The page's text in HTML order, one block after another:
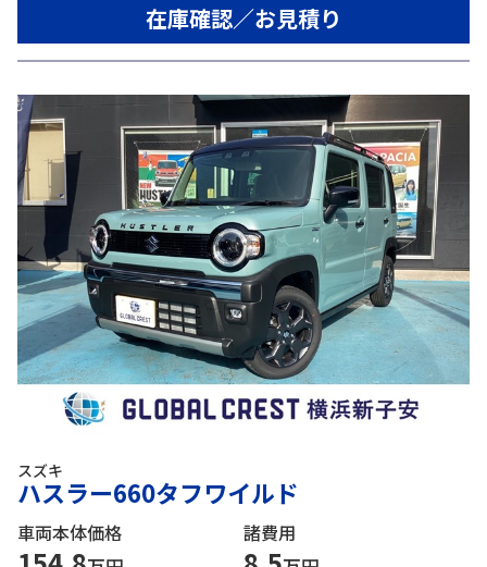
在庫確認／お見積り
スズキ
ハスラー660タフワイルド
車両本体価格 諸費用